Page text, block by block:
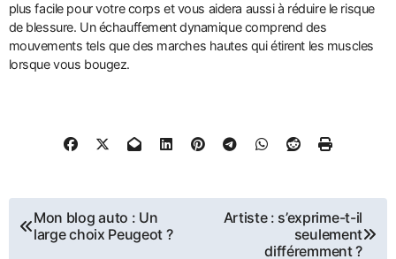
plus facile pour votre corps et vous aidera aussi à réduire le risque
de blessure. Un échauffement dynamique comprend des
mouvements tels que des marches hautes qui étirent les muscles
lorsque vous bougez.
Navigation
Mon blog auto : Un
large choix Peugeot ?
Artiste : s’exprime-t-il
seulement
différemment ?